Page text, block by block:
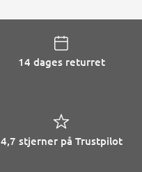
14 dages returret
4,7 stjerner på Trustpilot